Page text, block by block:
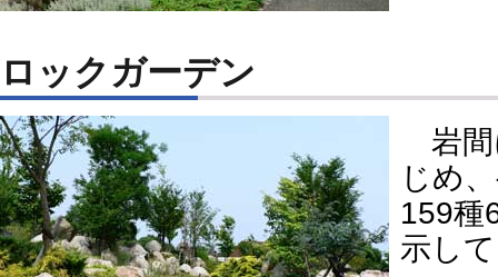
ロックガーデン
岩間
じめ
159種
示し